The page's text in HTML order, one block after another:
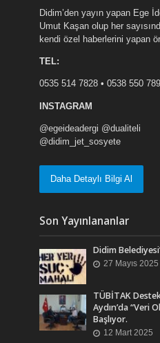
Didim’den yayın yapan Ege
Umut Kaşan olup her
kendi özel haberlerini yapan
TEL:
0535 514 7828 • 0538 550
INSTAGRAM
@egeideadergi @dualiteli
@didim_jet_sosyete
Daha Detaylı Bilgi Al
Son Yayınlananlar
Didim
27 Mayıs 2025
TÜBİTAK
Aydın’da “Veri
Başlıyor.
12 Mart 2025